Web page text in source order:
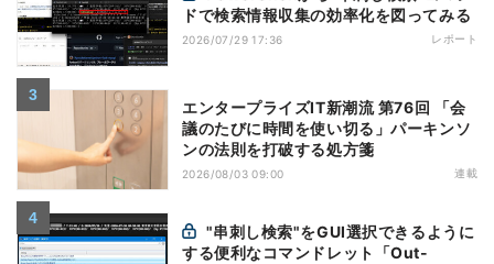
ドで検索情報収集の効率化を図ってみる
2026/07/29 17:36 レポート
エンタープライズIT新潮流 第76回 「会
議のたびに時間を使い切る」パーキンソ
ンの法則を打破する処方箋
2026/08/03 09:00 連載
する便利なコマンドレット「Out-